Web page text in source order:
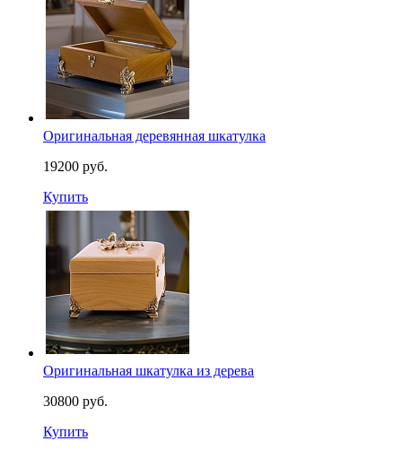
Оригинальная деревянная шкатулка
19200 руб.
Купить
Оригинальная шкатулка из дерева
30800 руб.
Купить